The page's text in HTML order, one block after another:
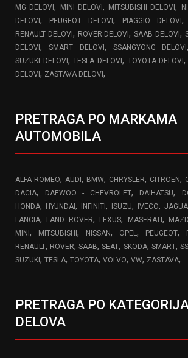
MG DELOVI, MINI DELOVI , MITSUBISHI DELOVI,
DELOVI , PEUGEOT DELOVI , PIAGGIO DELOVI ,
RENAULT DELOVI , ROVER DELOVI, SAAB DELOVI ,
DELOVI ,SMART DELOVI ,SSANGYONG DELOVI
SUZUKI DELOVI ,TESLA DELOVI , TOYOTA DELOVI,
DELOVI , ZASTAVA DELOVI ,
PRETRAGA PO MARKAMA
AUTOMOBILA
ALFA ROMEO, AUDI , BMW, CHRYSLER, CITROEN,
DACIA, DAEWOO - CHEVROLET, DAIHATSU,
HONDA, HYUNDAI , INFINITI , ISUZU, IVECO,
LANCIA, LAND ROVER, LEXUS, MASERATI ,
MINI , MITSUBISHI , NISSAN, OPEL, PEUGEOT,
RENAULT, ROVER,SAAB,SEAT, SKODA, SMART,
SUZUKI , TESLA, TOYOTA, VOLVO, VW, ZASTAVA,
PRETRAGA PO
DELOVA